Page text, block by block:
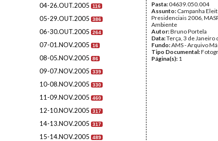
04-26.OUT.2005 116
05-29.OUT.2005 386
06-30.OUT.2005 264
07-01.NOV.2005 16
08-05.NOV.2005 86
09-07.NOV.2005 339
10-08.NOV.2005 330
11-09.NOV.2005 460
12-10.NOV.2005 317
14-13.NOV.2005 317
15-14.NOV.2005 489
Pasta:04639.050.004
Assunto: Campanha
Presidenciais 2006,
Ambiente
Autor:Bruno Portela
Data:Terça, 3 de Janeiro
Fundo:AMS - Arquivo
Tipo Documental:
Página(s): 1